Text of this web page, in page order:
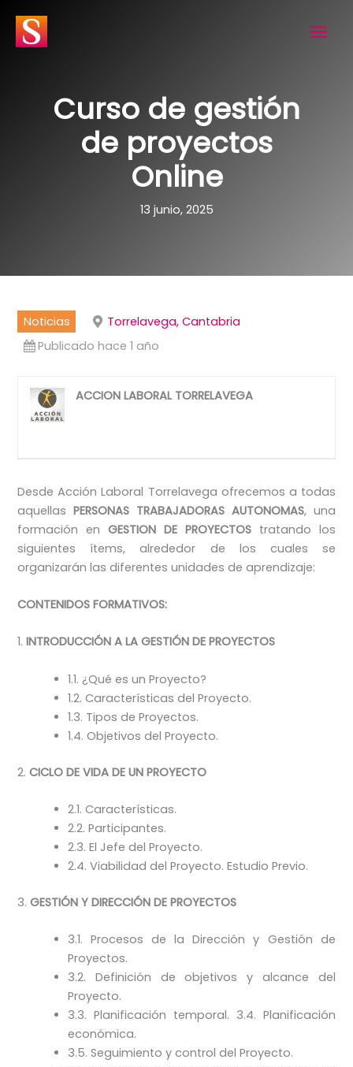
contenido
Curso de gestión
de proyectos
Online
13 junio, 2025
Noticias
Torrelavega, Cantabria
Publicado hace 1 año
ACCION LABORAL TORRELAVEGA
Desde Acción Laboral Torrelavega ofrecemos a todas
aquellasPERSONAS TRABAJADORAS AUTONOMAS, una
formación enGESTION DE PROYECTOStratando los
siguientes ítems, alrededor de los cuales se
organizarán las diferentes unidades de aprendizaje:
CONTENIDOS FORMATIVOS:
1.INTRODUCCIÓN A LA GESTIÓN DE PROYECTOS
1.1. ¿Qué es un Proyecto?
1.2. Características del Proyecto.
1.3. Tipos de Proyectos.
1.4. Objetivos del Proyecto.
2.CICLO DE VIDA DE UN PROYECTO
2.1. Características.
2.2. Participantes.
2.3. El Jefe del Proyecto.
2.4. Viabilidad del Proyecto. Estudio Previo.
3. GESTIÓN Y DIRECCIÓN DE PROYECTOS
3.1. Procesos de la Dirección y Gestión de
Proyectos.
3.2. Definición de objetivos y alcance del
Proyecto.
3.3. Planificación temporal. 3.4. Planificación
económica.
3.5. Seguimiento y control del Proyecto.